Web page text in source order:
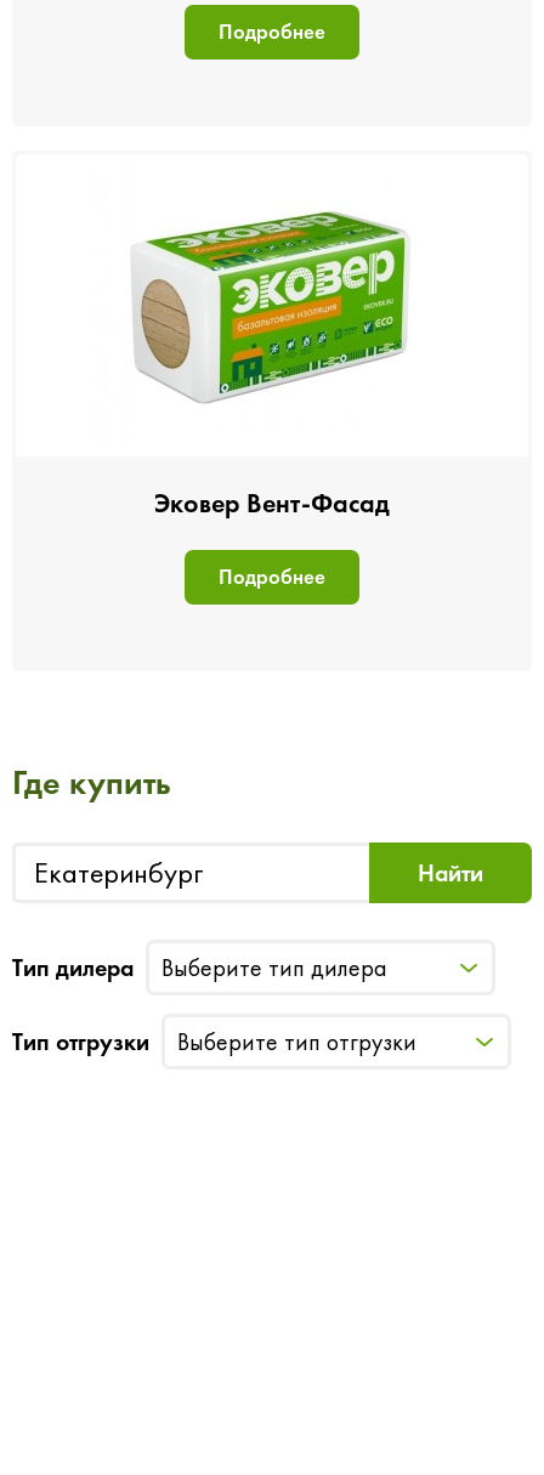
Подробнее
Эковер Вент-Фасад
Подробнее
Где купить
Тип дилера Выберите тип дилера
Тип отгрузки Выберите тип отгрузки